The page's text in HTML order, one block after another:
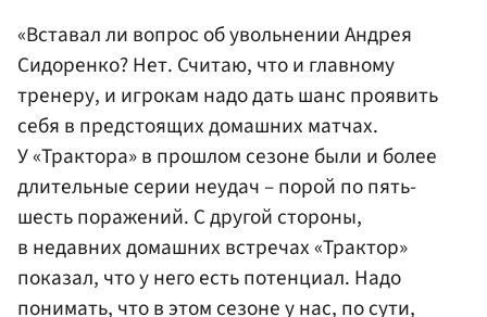
«Вставал ли вопрос об увольнении Андрея
Сидоренко? Нет. Считаю, что и главному
тренеру, и игрокам надо дать шанс проявить
себя в предстоящих домашних матчах.
У «Трактора» в прошлом сезоне были и более
длительные серии неудач – порой по пять-
шесть поражений. С другой стороны,
в недавних домашних встречах «Трактор»
показал, что у него есть потенциал. Надо
понимать, что в этом сезоне у нас, по сути,